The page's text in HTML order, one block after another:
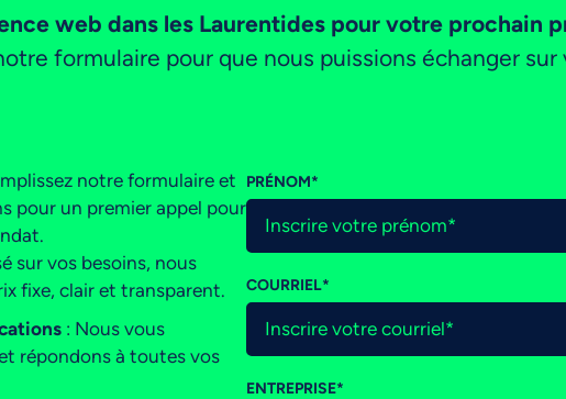
web dans les Laurentides pour votre prochain
formulaire pour que nous puissions échanger
notre formulaire et
pour un premier appel pour
sur vos besoins, nous
fixe, clair et transparent.
: Nous vous
répondons à toutes vos
PRÉNOM*
COURRIEL*
ENTREPRISE*